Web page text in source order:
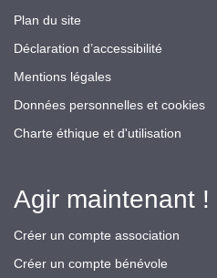
Plan du site
Déclaration d’accessibilité
Mentions légales
Données personnelles et cookies
Charte éthique et d'utilisation
Agir maintenant !
Créer un compte association
Créer un compte bénévole